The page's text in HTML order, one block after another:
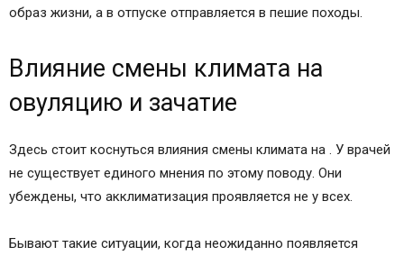
образ жизни, а в отпуске отправляется в пешие походы.
Влияние смены климата на
овуляцию и зачатие
Здесь стоит коснуться влияния смены климата на . У врачей
не существует единого мнения по этому поводу. Они
убеждены, что акклиматизация проявляется не у всех.
Бывают такие ситуации, когда неожиданно появляется